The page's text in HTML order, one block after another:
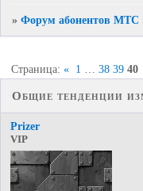
» Форум абонентов МТС
Общие тенденции
Страница: « 1 38 39 40
Prizer
VIP